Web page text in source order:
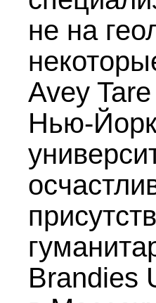
не на
Avey
Нью-
Brandies